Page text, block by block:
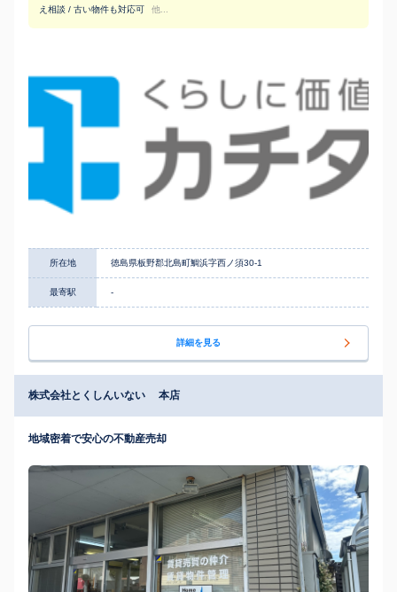
え相談 / 古い物件も対応可
他...
所在地 徳島県板野郡北島町鯛浜字西ノ須30-1
最寄駅 -
詳細を見る
株式会社とくしんいない 本店
地域密着で安心の不動産売却